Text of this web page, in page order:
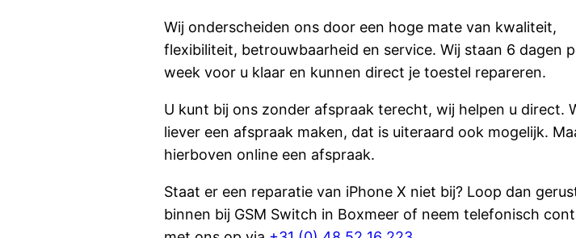
Wij onderscheiden ons door een hoge mate van kwaliteit,
flexibiliteit, betrouwbaarheid en service. Wij staan 6 dagen
week voor u klaar en kunnen direct je toestel repareren.
U kunt bij ons zonder afspraak terecht, wij helpen u direct.
liever een afspraak maken, dat is uiteraard ook mogelijk.
hierboven online een afspraak.
Staat er een reparatie van iPhone X niet bij? Loop dan
binnen bij GSM Switch in Boxmeer of neem telefonisch